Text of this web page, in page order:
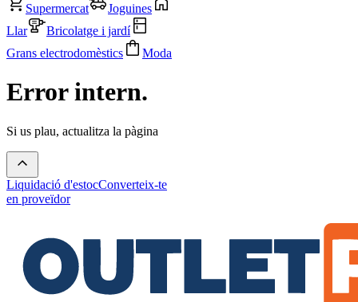
Supermercat
Joguines
Llar
Bricolatge i jardí
Grans electrodomèstics
Moda
Error intern.
Si us plau, actualitza la pàgina
Liquidació d'estocConverteix-te
en proveïdor